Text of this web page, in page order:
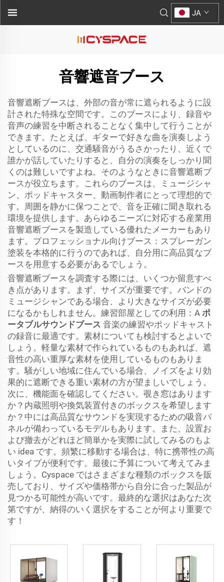
JA
音響遮音ブース
音響遮断ブースは、外部の音が常に遮られるように設
計された特殊な空間です。このブースにより、録音や
音声の練習を中断されることなく集中して行うことが
できます。たとえば、ギターで好きな曲を演奏しよう
としているのに、交通騒音がうるさかったり、近くで
誰かが話していたりすると、自分の演奏をしっかり聞
くのは難しいですよね。そのようなときに音響遮断ブ
ースが役立ちます。これらのブースは、ミュージシャ
ン、ポッドキャスター、動画制作者にとって理想的で
す。周囲を静かに保つことで、音を正確に聞き取れる
環境を提供します。あらゆるニーズに対応する産業用
音響遮断ブースを製造している優れたメーカーもあり
ます。プロフェッショナル向けブース：スプレーガン
塗装を本格的に行うのであれば、自分用に高品質なブ
ースを用意する必要があるでしょう。
音響遮断ブースを調査する際には、いくつか留意すべ
き点があります。まず、サイズが重要です。バンドの
ミュージシャンである場合、より大きなサイズが必要
になるかもしれません。練習部屋としての利用：A ポ
ータブルサウンドブース 音楽の練習やポッドキャスト
の録音に最適です。素材についても検討するとよいで
しょう。軽量な素材で作られているものもあれば、遮
音性の高い重厚な素材を使用しているものもありま
す。騒がしい地域に住んでいる場合、ノイズをより効
果的に遮断できる重い素材の方が望ましいでしょう。
次に、機能面を確認してください。覗き窓はあります
か？内蔵照明や換気装置付きのボックスを希望します
か？中には高品質なサウンドを実現するための吸音パ
ネルが備わっているモデルもあります。また、設置お
よび撤去がどれほど簡単かを実際に試してみるのもよ
い idea です。頻繁に移動する場合は、特に携帯性の高
いタイプが便利です。最後に予算について考えてみま
しょう。Cyspace ではさまざまな種類のボックスを販
売しており、サイズや価格帯から自分に合った製品が
見つかる可能性が高いです。最終的な選択はあなた次
第ですが、納得のいく選択をすることが何より重要で
す！